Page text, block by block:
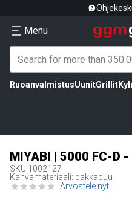
Menu
RuoanvalmistusUunitGrillit
MIYABI | 5000 FC-D
SKU 1002127
Kahvamateriaali: pakkapuu
Arvostele nyt